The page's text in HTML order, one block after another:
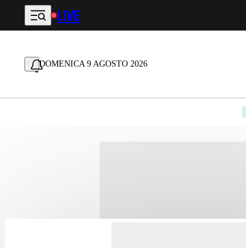
Vai al contenuto principale
LIVE
DOMENICA 9 AGOSTO 2026